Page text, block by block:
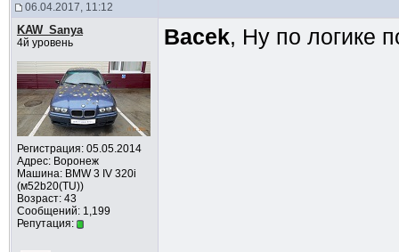
06.04.2017, 11:12
KAW_Sanya
4й уровень
Регистрация: 05.05.2014
Адрес: Воронеж
Машина: BMW 3 IV 320i
(м52b20(TU))
Возраст: 43
Сообщений: 1,199
Репутация:
Bacek, Ну по логике